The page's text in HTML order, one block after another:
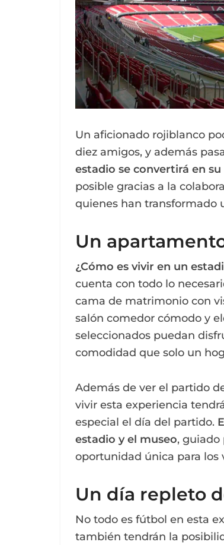
Un aficionado rojiblanco
diez amigos, y además
estadio se convertirá en
posible gracias a la
quienes han transformado
Un
¿Cómo es vivir en un
cuenta con todo lo
cama de matrimonio con
salón comedor cómodo y
seleccionados puedan
comodidad que solo un
Además de ver el partido
vivir esta experiencia
especial el día del partido.
estadio y el museo, guiado
oportunidad única para los
Un día repleto
No todo es fútbol en esta
también tendrán la